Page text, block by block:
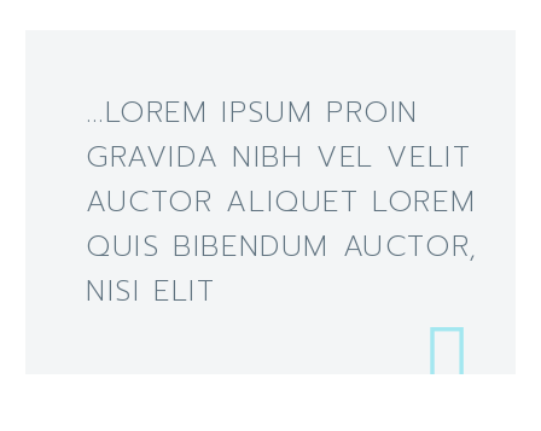
…LOREM IPSUM PROIN
GRAVIDA NIBH VEL VELIT
AUCTOR ALIQUET LOREM
QUIS BIBENDUM AUCTOR,
NISI ELIT